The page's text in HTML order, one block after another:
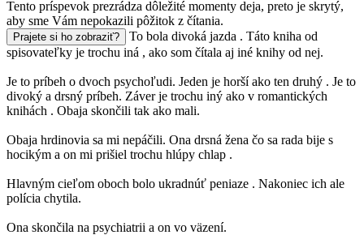
Tento príspevok prezrádza dôležité momenty deja, preto je skrytý,
aby sme Vám nepokazili pôžitok z čítania.
Prajete si ho zobraziť?
To bola divoká jazda . Táto kniha od
spisovateľky je trochu iná , ako som čítala aj iné knihy od nej.
Je to príbeh o dvoch psychoľudi. Jeden je horší ako ten druhý . Je to
divoký a drsný príbeh. Záver je trochu iný ako v romantických
knihách . Obaja skončili tak ako mali.
Obaja hrdinovia sa mi nepáčili. Ona drsná žena čo sa rada bije s
hocikým a on mi prišiel trochu hlúpy chlap .
Hlavným cieľom oboch bolo ukradnúť peniaze . Nakoniec ich ale
polícia chytila.
Ona skončila na psychiatrii a on vo väzení.